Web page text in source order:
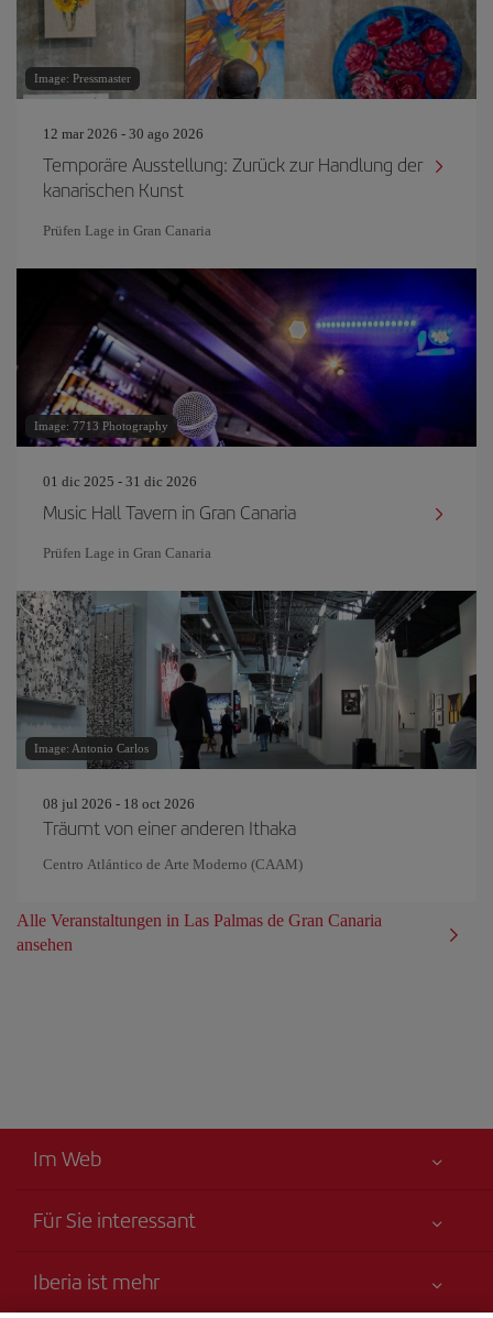
Image: Pressmaster
12 mar 2026 - 30 ago 2026
Temporäre Ausstellung: Zurück zur Handlung der
kanarischen Kunst
Prüfen Lage in Gran Canaria
Image: 7713 Photography
01 dic 2025 - 31 dic 2026
Music Hall Tavern in Gran Canaria
Prüfen Lage in Gran Canaria
Image: Antonio Carlos
08 jul 2026 - 18 oct 2026
Träumt von einer anderen Ithaka
Centro Atlántico de Arte Moderno (CAAM)
Alle Veranstaltungen in Las Palmas de Gran Canaria
ansehen
Im Web
Für Sie interessant
Erklärung zur Barrierefreiheit
Iberia ist mehr